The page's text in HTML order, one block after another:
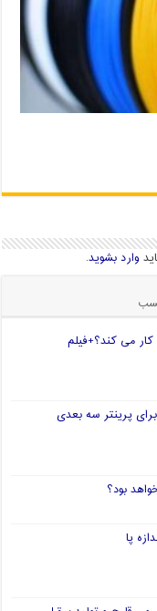
وارد بشوید.
کار می کند؟+فیلم
پرینتر سه بعدی
بود؟
پا